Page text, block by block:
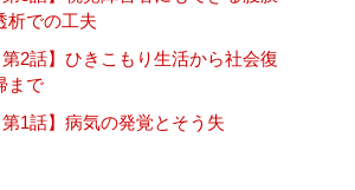
析での工夫
第2話】ひきこもり生活から社会復
まで
第1話】病気の発覚とそう失